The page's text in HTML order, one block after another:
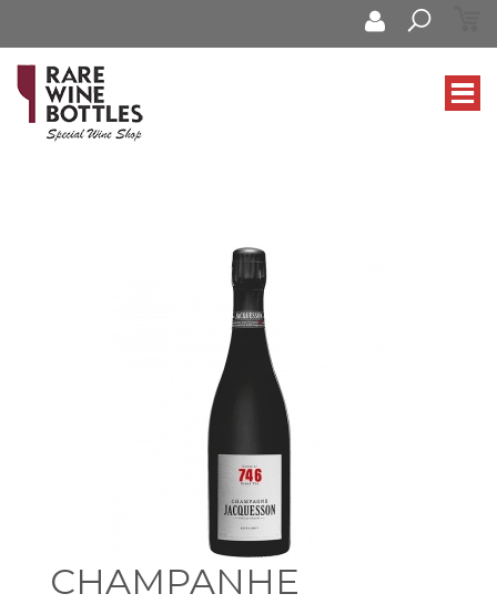
CHAMPANHE